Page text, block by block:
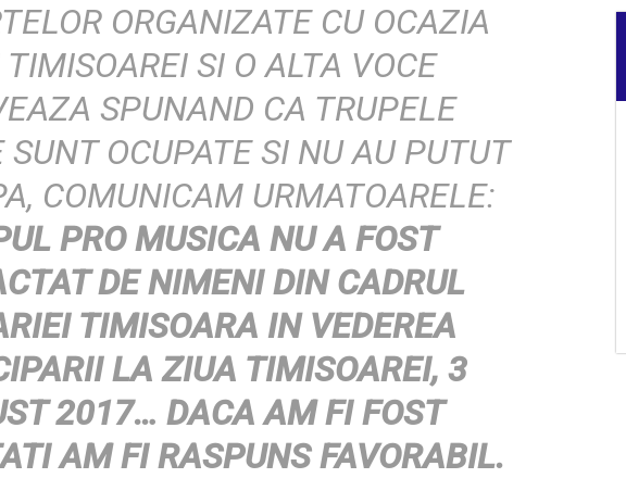
ORGANIZATE CU OCAZIA
SI O ALTA VOCE
SPUNAND CA TRUPELE
OCUPATE SI NU AU PUTUT
COMUNICAM URMATOARELE:
PRO MUSICA NU A FOST
DE NIMENI DIN CADRUL
TIMISOARA IN VEDEREA
LA ZIUA TIMISOAREI, 3
2017… DACA AM FI FOST
AM FI RASPUNS FAVORABIL.